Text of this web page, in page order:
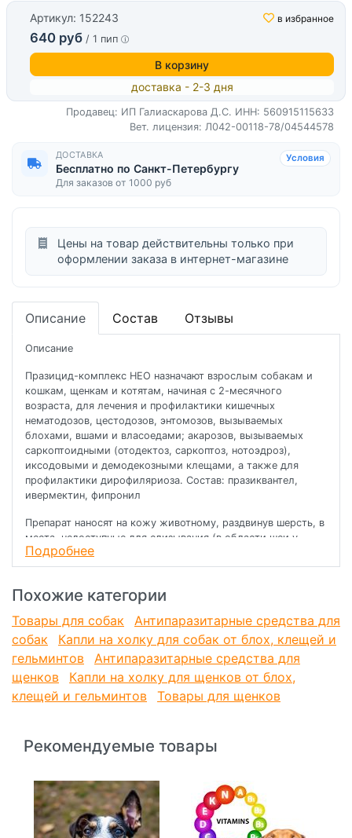
Артикул: 152243 в избранное
640 руб / 1 пип
В корзину
доставка - 2-3 дня
Продавец: ИП Галиаскарова Д.С. ИНН: 560915115633
Вет. лицензия: Л042-00118-78/04544578
ДОСТАВКА
Бесплатно по Санкт-Петербургу
Для заказов от 1000 руб
Условия
Цены на товар действительны только при
оформлении заказа в интернет-магазине
Описание Состав Отзывы
Описание
Празицид-комплекс НЕО назначают взрослым собакам и
кошкам, щенкам и котятам, начиная с 2-месячного
возраста, для лечения и профилактики кишечных
нематодозов, цестодозов, энтомозов, вызываемых
блохами, вшами и власоедами; акарозов, вызываемых
саркоптоидными (отодектоз, саркоптоз, нотоэдроз),
иксодовыми и демодекозными клещами, а также для
профилактики дирофиляриоза. Состав: празиквантел,
ивермектин, фипронил
Препарат наносят на кожу животному, раздвинув шерсть, в
места, недоступные для слизывания (в области шеи у
основания черепа или между лопатками); при обработке
крупных животных препарат наносят в 3-4 места.
Для уничтожения блох, вшей, власоедов, защиты
профилактики дирофиляриоза обработку животных
препаратом Празицид-комплекс НЕО проводят один раз в
месяц на протяжении всего сезона активности насекомых.
Препарат применяют животным наружно, путем нанесения
на сухую неповрежденную кожу.
однократно, с профилактической - один раз в квартал.
надевают шейный воротник, намордник или смыкают
челюсти петлей из тесьмы, которые снимают через 20-30
минут после нанесения раствора.
Подробнее
Похожие категории
Товары для собак
Антипаразитарные средства для
собак
Капли на холку для собак от блох, клещей и
гельминтов
Антипаразитарные средства для
щенков
Капли на холку для щенков от блох,
клещей и гельминтов
Товары для щенков
Рекомендуемые товары